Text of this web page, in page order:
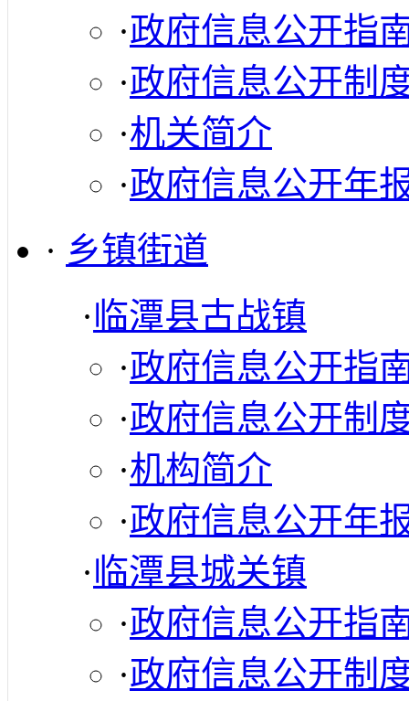
·政府信息公开指
·政府信息公开制
·机关简介
·政府信息公开年
· 乡镇街道
·临潭县古战镇
·政府信息公开指
·政府信息公开制
·机构简介
·政府信息公开年
·临潭县城关镇
·政府信息公开指
·政府信息公开制